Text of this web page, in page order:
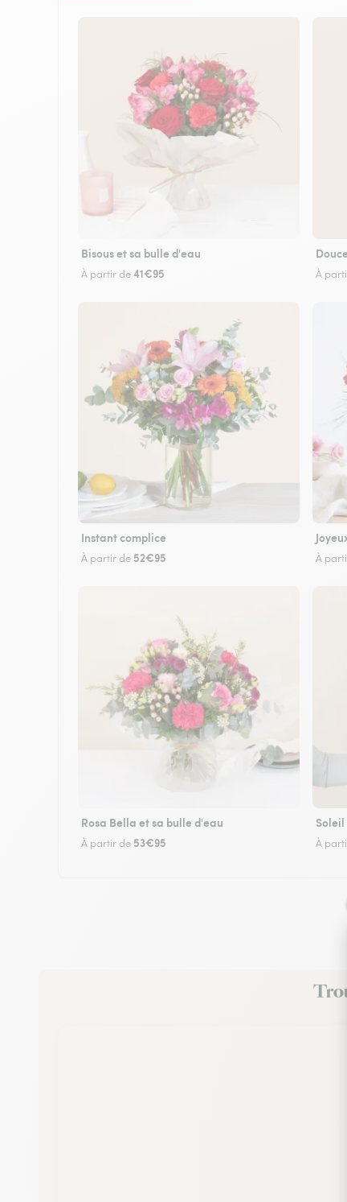
Bisous et sa bulle d'eau
À partir de41€95 À
Instant complice
À partir de 52€95 À
Rosa Bella et sa bulle d'eau
À partir de 53€95
Soleil
À